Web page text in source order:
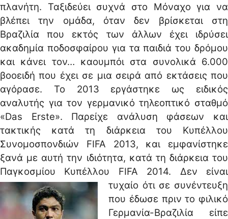
πλανήτη. Ταξιδεύει συχνά στο Μόναχο για να
βλέπει την ομάδα, όταν δεν βρίσκεται στη
Βραζιλία που εκτός των άλλων έχει ιδρύσει
ακαδημία ποδοσφαίρου για τα παιδιά του δρόμου
και κάνει τον… καουμπόι στα συνολικά 6.000
βοοειδή που έχει σε μια σειρά από εκτάσεις που
αγόρασε. Το 2013 εργάστηκε ως ειδικός
αναλυτής για τον γερμανικό τηλεοπτικό σταθμό
«Das Erste». Παρείχε ανάλυση φάσεων και
τακτικής κατά τη διάρκεια του Κυπέλλου
Συνομοσπονδιών FIFA 2013, και εμφανίστηκε
ξανά με αυτή την ιδιότητα, κατά τη διάρκεια του
Παγκοσμίου Κυπέλλου FIFA 2014. Δεν είναι
τυχαίο ότι σε συνέντευξη
που έδωσε πριν το φιλικό
Γερμανία-Βραζιλία είπε